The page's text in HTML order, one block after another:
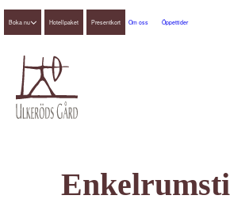
Boka nu Hotellpaket Presentkort Om oss Öppettider